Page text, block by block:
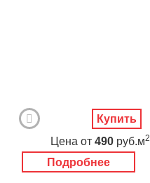
Подробнее
Цена от 490 руб.м2
Купить